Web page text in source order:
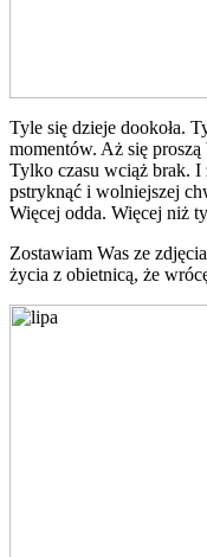
Tyle się dzieje dookoła.
momentów. Aż się
Tylko czasu wciąż brak. I
pstryknąć i wolniejszej
Więcej odda. Więcej niż
Zostawiam Was ze
życia z obietnicą, że